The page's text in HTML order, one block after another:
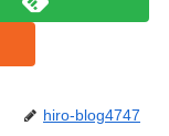
hiro-blog4747